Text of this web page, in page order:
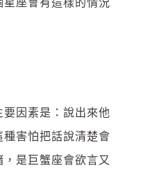
座會有這樣的情況
因素是：說出來他
害怕把話說清楚會
是巨蟹座會欲言又